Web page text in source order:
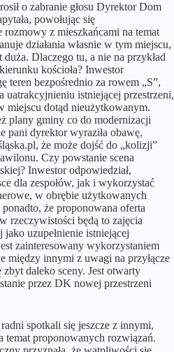
o zabranie głosu Dyrektor Dom
powołując się
rozmowy z mieszkańcami na temat
działania własnie w tym miejscu,
Dlaczego tu, a nie na przykład
kościoła? Inwestor
teren bezpośrednio za rowem „S”,
uatrakcyjnieniu istniejącej przestrzeni,
miejscu dotąd nieużytkowanym.
plany gminy co do modernizacji
pani dyrektor wyraziła obawę,
że może dojść do „kolizji”
Czy powstanie scena
Inwestor odpowiedział,
dla zespołów, jak i wykorzystać
w obrębie użytkowanych
że proponowana oferta
rzeczywistości będą to zajęcia
uzupełnienie istniejącej
zainteresowany wykorzystaniem
między innymi z uwagi na przyłącze
daleko sceny. Jest otwarty
przez DK nowej przestrzeni
spotkali się jeszcze z innymi,
proponowanych rozwiązań.